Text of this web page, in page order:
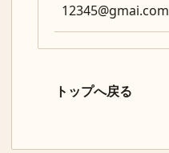
12345@gmai.com
トップへ戻る